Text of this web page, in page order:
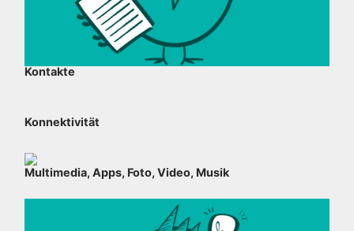
Kontakte
Konnektivität
Multimedia, Apps, Foto, Video, Musik